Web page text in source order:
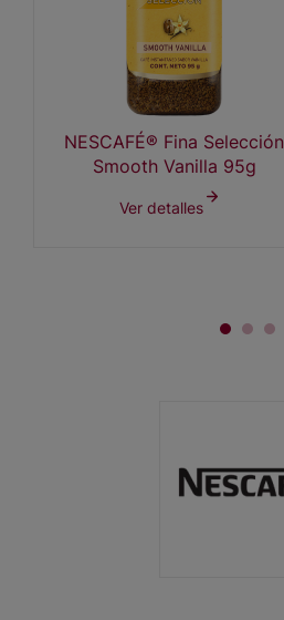
NESCAFÉ® Fina Selección
Smooth Vanilla 95g
Ver detalles